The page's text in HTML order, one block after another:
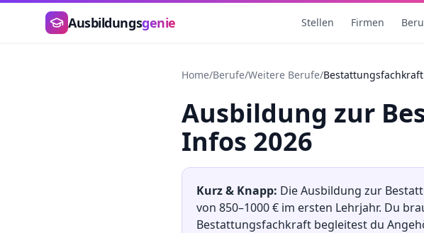
Zum Hauptinhalt springen
Ausbildungsgenie Stellen Firmen
Home/Berufe/Weitere Berufe/Bestattungsfachkraft
Ausbildung zur
Infos 2026
Kurz & Knapp: Die Ausbildung zur
von 850–1000€ im ersten Lehrjahr. Du
Bestattungsfachkraft begleitest du